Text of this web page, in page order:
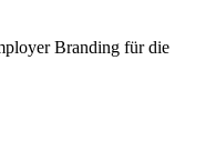
Branding für die